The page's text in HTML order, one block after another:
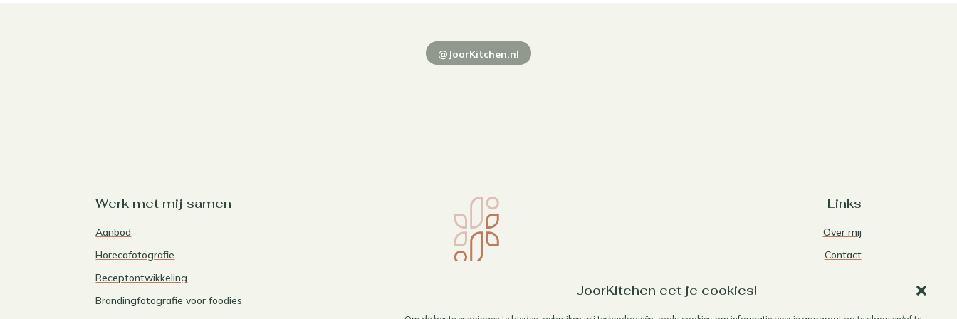
JoorKitchen eet je cookies!
@JoorKitchen.nl
Werk met mij samen
Aanbod
Horecafotografie
Receptontwikkeling
Brandingfotografie voor foodies
Links
Over mij
Contact